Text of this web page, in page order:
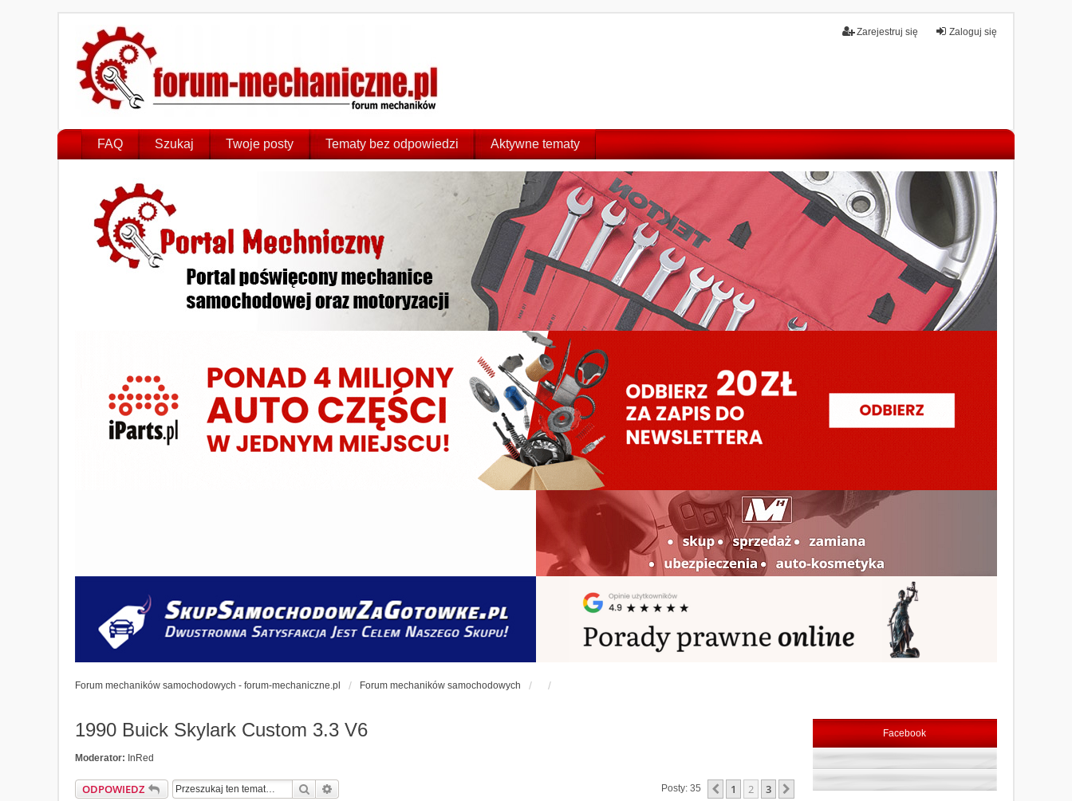
Zaloguj się
Zarejestruj się
FAQ Szukaj Twoje posty Tematy bez odpowiedzi Aktywne tematy
Forum mechaników samochodowych - forum-mechaniczne.pl Forum mechaników samochodowych
1990 Buick Skylark Custom 3.3 V6
Moderator: InRed
ODPOWIEDZ Szukaj Posty: 35 Poprzednia
1 2 3 Następna
Facebook